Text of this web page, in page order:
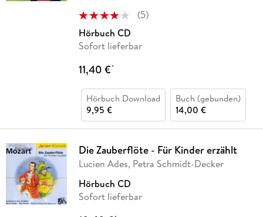
(5)
Hörbuch CD
Sofort lieferbar
11,40 €*
Hörbuch Download
9,95 €
Buch (gebunden)
14,00 €
Die Zauberflöte - Für Kinder erzählt
Lucien Ades, Petra Schmidt-Decker
Hörbuch CD
Sofort lieferbar